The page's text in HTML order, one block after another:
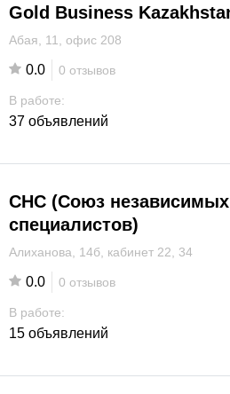
Gold Business
Абая, 11, офис 208
0.0 0 отзывов
В работе:
37 объявлений
СНС (Союз независимых
специалистов)
Алиханова, 14б, кабинет 22, 34
0.0 0 отзывов
В работе:
15 объявлений